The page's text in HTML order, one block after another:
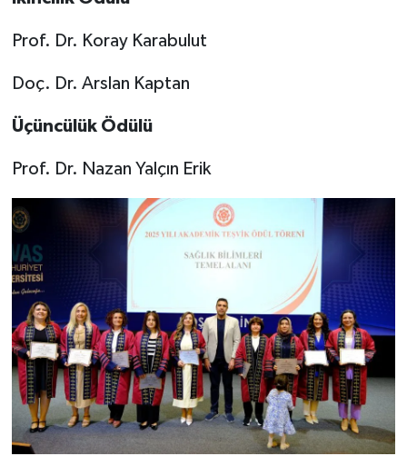
Prof. Dr. Koray Karabulut
Doç. Dr. Arslan Kaptan
Üçüncülük Ödülü
Prof. Dr. Nazan Yalçın Erik